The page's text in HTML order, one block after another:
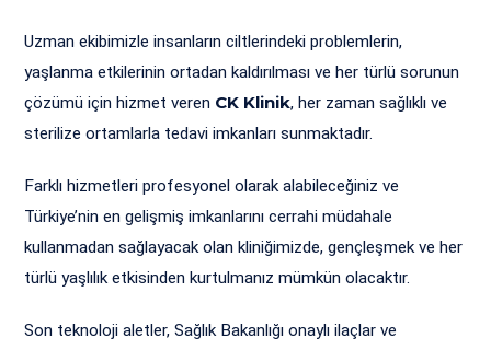
Uzman ekibimizle insanların ciltlerindeki problemlerin,
yaşlanma etkilerinin ortadan kaldırılması ve her türlü sorunun
çözümü için hizmet veren CK Klinik, her zaman sağlıklı ve
sterilize ortamlarla tedavi imkanları sunmaktadır.
Farklı hizmetleri profesyonel olarak alabileceğiniz ve
Türkiye’nin en gelişmiş imkanlarını cerrahi müdahale
kullanmadan sağlayacak olan kliniğimizde, gençleşmek ve her
türlü yaşlılık etkisinden kurtulmanız mümkün olacaktır.
Son teknoloji aletler, Sağlık Bakanlığı onaylı ilaçlar ve